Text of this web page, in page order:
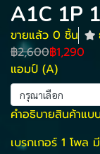
A1C 1P
ขายแล้ว 0 ชิ้น
฿2,600฿1,290
แอมป์ (A)
กรุณาเลือก
คำอธิบายสินค้าแบ
เบรกเกอร์ 1 โพล